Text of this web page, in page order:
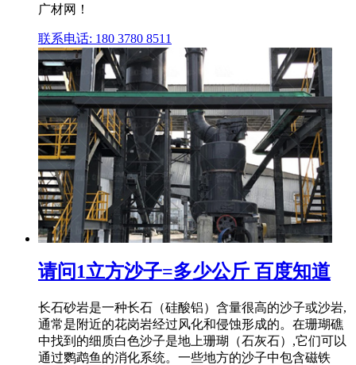
广材网！
联系电话: 180 3780 8511
请问1立方沙子=多少公斤 百度知道
长石砂岩是一种长石（硅酸铝）含量很高的沙子或沙岩,
通常是附近的花岗岩经过风化和侵蚀形成的。在珊瑚礁
中找到的细质白色沙子是地上珊瑚（石灰石）,它们可以
通过鹦鹉鱼的消化系统。一些地方的沙子中包含磁铁